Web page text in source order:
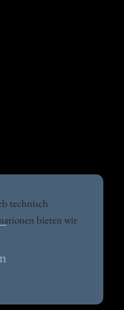
technisch
bieten wir